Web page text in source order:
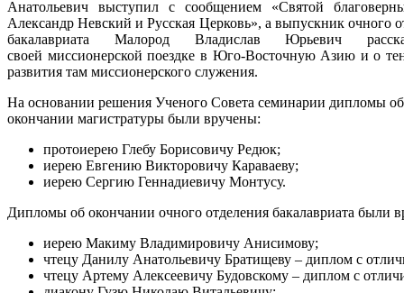
Анатольевич выступил с сообщением «Святой
Александр Невский и Русская Церковь», а выпускник очного
бакалавриата Малород Владислав Юрьевич
своей миссионерской поездке в Юго-Восточную Азию и о
развития там миссионерского служения.
На основании решения Ученого Совета семинарии дипломы об
окончании магистратуры были вручены:
протоиерею Глебу Борисовичу Редюк;
иерею Евгению Викторовичу Караваеву;
иерею Сергию Геннадиевичу Монтусу.
Дипломы об окончании очного отделения бакалавриата были
иерею Макиму Владимировичу Анисимову;
чтецу Данилу Анатольевичу Братищеву – диплом с
чтецу Артему Алексеевичу Будовскому – диплом с